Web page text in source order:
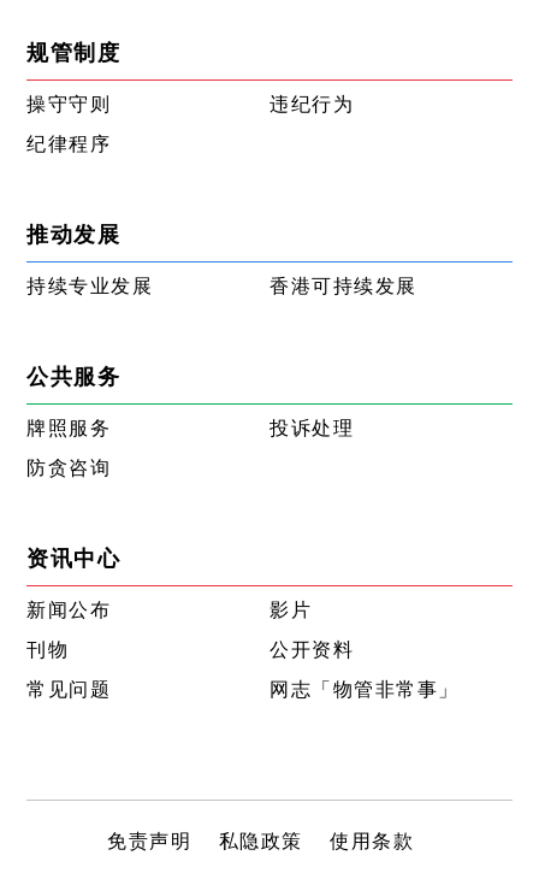
规管制度
操守守则
违纪行为
纪律程序
推动发展
持续专业发展 香港可持续发展
公共服务
牌照服务
投诉处理
防贪咨询
资讯中心
新闻公布
影片
刊物
公开资料
常见问题
网志「物管非常事」
免责声明 私隐政策 使用条款